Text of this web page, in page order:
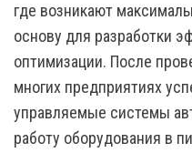
где возникают
основу для разработки
оптимизации. После
многих предприятиях
управляемые системы
работу оборудования в